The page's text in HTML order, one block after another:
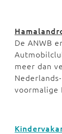
De ANWB
meer dan
voormalige